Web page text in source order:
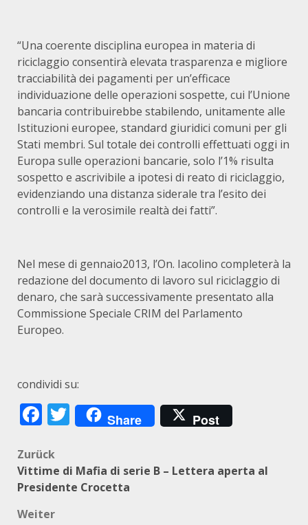
“Una coerente disciplina europea in materia di
riciclaggio consentirà elevata trasparenza e migliore
tracciabilità dei pagamenti per un’efficace
individuazione delle operazioni sospette, cui l’Unione
bancaria contribuirebbe stabilendo, unitamente alle
Istituzioni europee, standard giuridici comuni per gli
Stati membri. Sul totale dei controlli effettuati oggi in
Europa sulle operazioni bancarie, solo l’1% risulta
sospetto e ascrivibile a ipotesi di reato di riciclaggio,
evidenziando una distanza siderale tra l’esito dei
controlli e la verosimile realtà dei fatti”.
Nel mese di gennaio2013, l’On. Iacolino completerà la
redazione del documento di lavoro sul riciclaggio di
denaro, che sarà successivamente presentato alla
Commissione Speciale CRIM del Parlamento
Europeo.
condividi su:
Facebook
Twitter
Share Post
Beitragsnavigation
Zurück
Vittime di Mafia di serie B – Lettera aperta al
Presidente Crocetta
Weiter